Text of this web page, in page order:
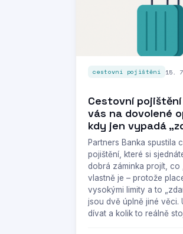
cestovní pojištění 15.
Cestovní
vás na dovolené
kdy jen vypadá
Partners Banka spustila
pojištění, které si
dobrá záminka projít, co
vlastně je – protože
vysokými limity a to
jsou dvě úplně jiné věci.
dívat a kolik to reálně